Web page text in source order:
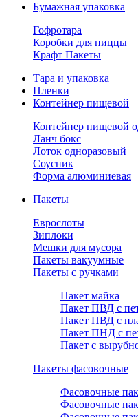
Бумажная упаковка
Гофротара
Коробки для пиццы
Крафт Пакеты
Тара и упаковка
Пленки
Контейнер пищевой
Контейнер пищевой
Ланч бокс
Лоток одноразовый
Соусник
Форма алюминиевая
Пакеты
Еврослоты
Зиплоки
Мешки для мусора
Пакеты вакуумные
Пакеты с ручками
Пакет майка
Пакет ПВД с
Пакет ПВД с
Пакет ПНД с
Пакет с
Пакеты фасовочные
Фасовочные
Фасовочные